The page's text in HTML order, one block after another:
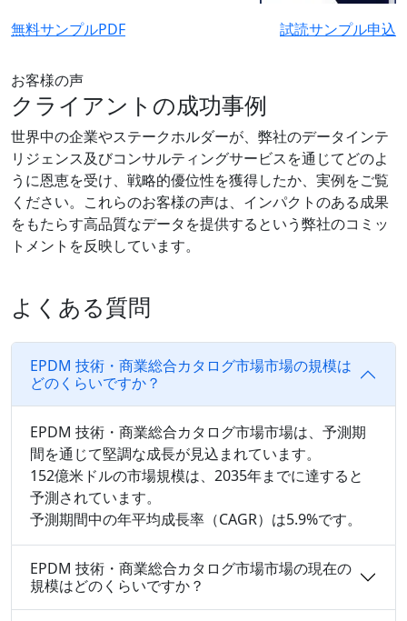
無料サンプルPDF 試読サンプル申込
お客様の声
クライアントの成功事例
世界中の企業やステークホルダーが、弊社のデータインテ
リジェンス及びコンサルティングサービスを通じてどのよ
うに恩恵を受け、戦略的優位性を獲得したか、実例をご覧
ください。これらのお客様の声は、インパクトのある成果
をもたらす高品質なデータを提供するという弊社のコミッ
トメントを反映しています。
よくある質問
EPDM 技術・商業総合カタログ市場市場の規模は
どのくらいですか？
EPDM 技術・商業総合カタログ市場市場は、予測期
間を通じて堅調な成長が見込まれています。
152億米ドルの市場規模は、2035年までに達すると
予測されています。
予測期間中の年平均成長率（CAGR）は5.9%です。
EPDM 技術・商業総合カタログ市場市場の現在の
規模はどのくらいですか？